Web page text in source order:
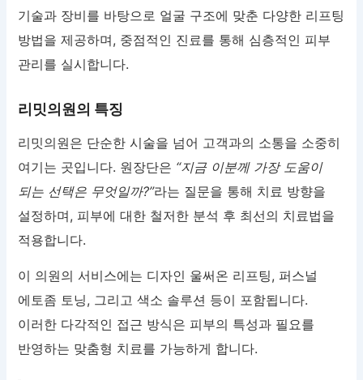
기술과 장비를 바탕으로 얼굴 구조에 맞춘 다양한 리프팅
방법을 제공하며, 중점적인 진료를 통해 심층적인 피부
관리를 실시합니다.
리밋의원의 특징
리밋의원은 단순한 시술을 넘어 고객과의 소통을 소중히
여기는 곳입니다. 원장단은 “지금 이분께 가장 도움이
되는 선택은 무엇일까?”라는 질문을 통해 치료 방향을
설정하며, 피부에 대한 철저한 분석 후 최선의 치료법을
적용합니다.
이 의원의 서비스에는 디자인 울써온 리프팅, 퍼스널
에토좀 토닝, 그리고 색소 솔루션 등이 포함됩니다.
이러한 다각적인 접근 방식은 피부의 특성과 필요를
반영하는 맞춤형 치료를 가능하게 합니다.